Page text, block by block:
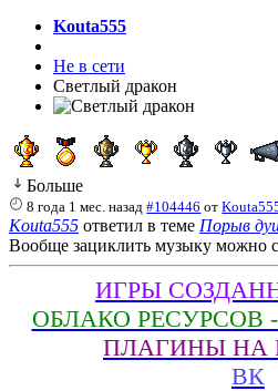
Kouta555
Не в сети
Светлый дракон
Больше
8 года 1 мес. назад #104446 от
Kouta555 ответил в теме Порыв
Вообще зациклить музыку можно
ИГРЫ
ОБЛАКО
ПЛАГИНЫ НА
ВК